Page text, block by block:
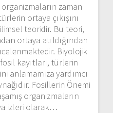
zaman
ortaya çıkışını
teoridir. Bu teori,
ortaya atıldığından
Biyolojik
kayıtları, türlerin
anlamamıza yardımcı
Fosillerin Önemi
organizmaların
izleri olarak…